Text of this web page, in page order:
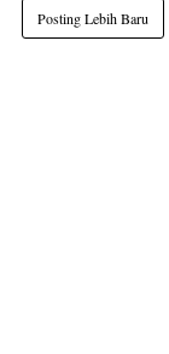
Posting Lebih Baru